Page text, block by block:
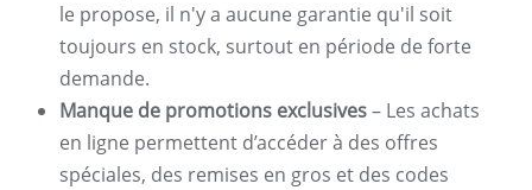
le propose, il n'y a aucune garantie qu'il soit
toujours en stock, surtout en période de forte
demande.
Manque de promotions exclusives– Les achats
en ligne permettent d’accéder à des offres
spéciales, des remises en gros et des codes